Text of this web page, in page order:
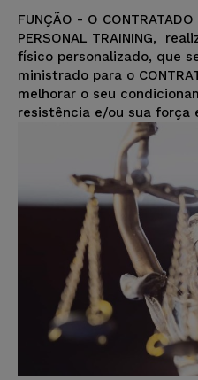
FUNÇÃO - O
PERSONAL TRAINING,
físico personalizado, que
ministrado para o
melhorar o seu
resistência e/ou sua força